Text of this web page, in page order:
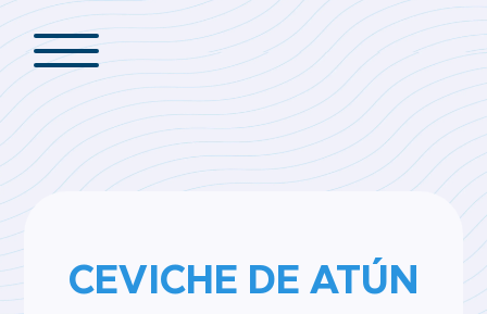
CEVICHE DE ATÚN